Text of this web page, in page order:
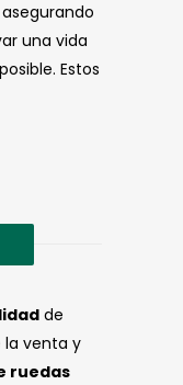
asegurando
una vida
Estos
de
venta y
ruedas